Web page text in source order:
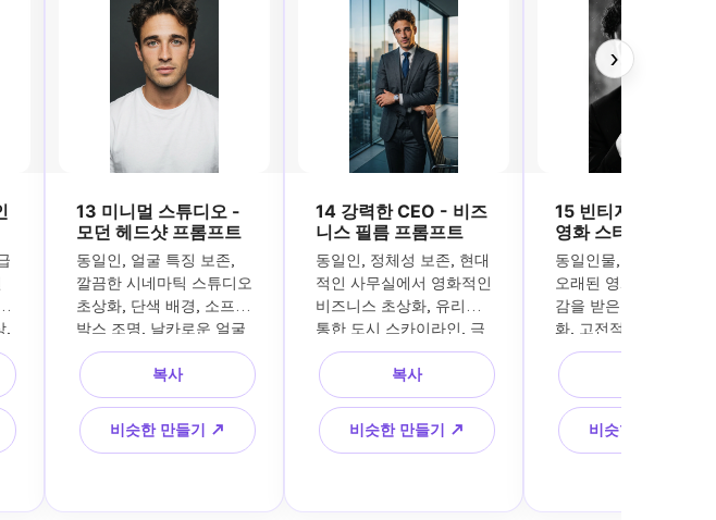
13 미니멀 스튜디오 -
모던 헤드샷 프롬프트
동일인, 얼굴 특징 보존,
깔끔한 시네마틱 스튜디오
초상화, 단색 배경, 소프트
박스 조명, 날카로운 얼굴
디테일, 차분한 표정, 프리
미엄 헤드샷 구성, 현대적
인 편집 마감, 사실적인 피
부, 우아한 미니멀리즘
복사
비슷한 만들기 ↗
14 강력한 CEO - 비즈
니스 필름 프롬프트
동일인, 정체성 보존, 현대
적인 사무실에서 영화적인
비즈니스 초상화, 유리를
통한 도시 스카이라인, 극
적인 조명, 프리미엄 정장,
자신감 있는 자세, 세련된
전문적인 분위기, 사실적
인 디테일, 강력한 브랜드
이미지 미학
복사
비슷한 만들기 ↗
15 빈티지 모노크롬
영화 스타 프롬프트
동일인물, 얼굴 특징 보
오래된 영화 스타에서
감을 받은 흑백 영화 초
화, 고전적인 조명 설정,
극적인 그림자, 우아한
굴 각도, 시대를 초월한
튜디오 헤드샷, 사실적
질감, 프리미엄 빈티지
화 미학
비슷한 만들기 ↗
›